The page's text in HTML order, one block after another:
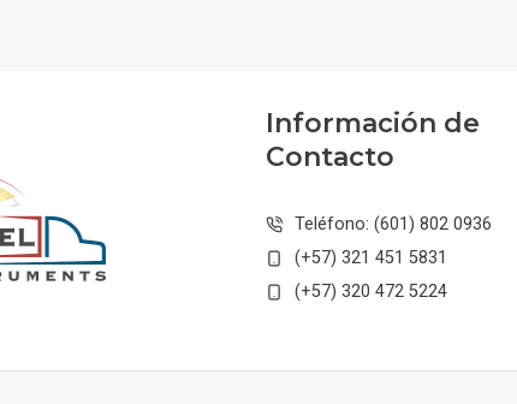
Información de
Contacto
Teléfono: (601) 802 0936
(+57) 321 451 5831
(+57) 320 472 5224